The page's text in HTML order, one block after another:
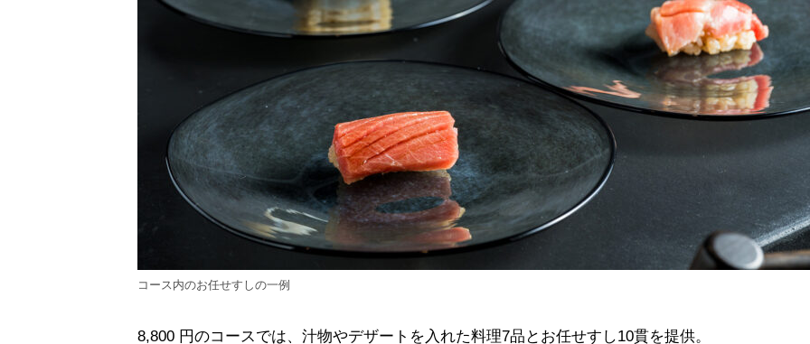
コース内のお任せすしの一例
8,800 円のコースでは、汁物やデザートを入れた料理7品とお任せすし10貫を提供。